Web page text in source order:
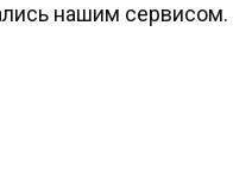
нашим сервисом.